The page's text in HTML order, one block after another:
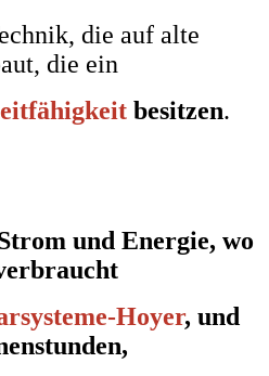
die auf alte
die ein
besitzen.
und Energie, wo
Hoyer, und